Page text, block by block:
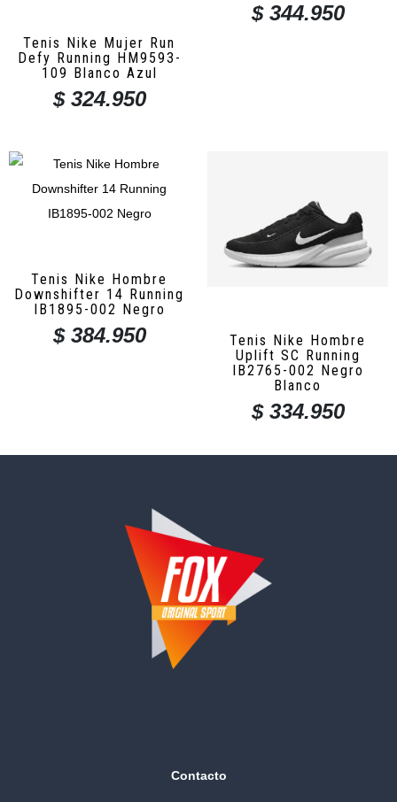
Tenis Nike Mujer Run
Defy Running HM9593-
109 Blanco Azul
$324.950
$344.950
Tenis Nike Hombre
Downshifter 14 Running
IB1895-002 Negro
$384.950
Tenis Nike Hombre
Uplift SC Running
IB2765-002 Negro
Blanco
$334.950
Contacto